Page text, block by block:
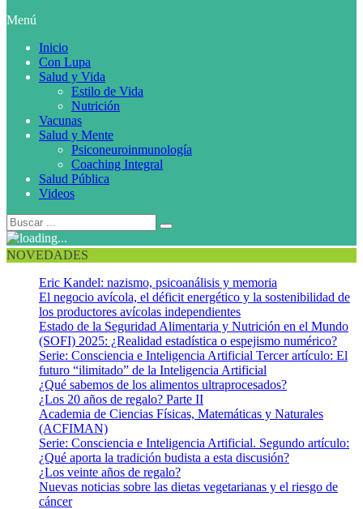
Menú
Inicio
Con Lupa
Salud y Vida
Estilo de Vida
Nutrición
Vacunas
Salud y Mente
Psiconeuroinmunología
Coaching Integral
Salud Pública
Videos
NOVEDADES
Eric Kandel: nazismo, psicoanálisis y memoria
El negocio avícola, el déficit energético y la sostenibilidad de
los productores avícolas independientes
Estado de la Seguridad Alimentaria y Nutrición en el Mundo
(SOFI) 2025: ¿Realidad estadística o espejismo numérico?
Serie: Consciencia e Inteligencia Artificial Tercer artículo: El
futuro “ilimitado” de la Inteligencia Artificial
¿Qué sabemos de los alimentos ultraprocesados?
¿Los 20 años de regalo? Parte II
Academia de Ciencias Físicas, Matemáticas y Naturales
(ACFIMAN)
Serie: Consciencia e Inteligencia Artificial. Segundo artículo:
¿Qué aporta la tradición budista a esta discusión?
¿Los veinte años de regalo?
Nuevas noticias sobre las dietas vegetarianas y el riesgo de
cáncer